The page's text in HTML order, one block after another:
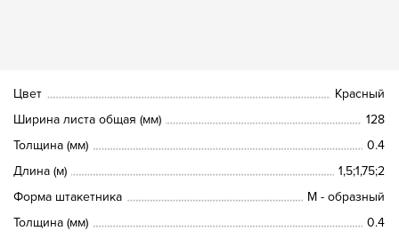
Цвет
Красный
Ширина листа общая (мм)
128
Толщина (мм)
0.4
Длина (м)
1,5;1,75;2
Форма штакетника
М - образный
Толщина (мм)
0.4